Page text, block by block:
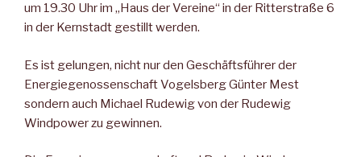
um 19.30 Uhr im „Haus der Vereine“ in der Ritterstraße 6
in der Kernstadt gestillt werden.
Es ist gelungen, nicht nur den Geschäftsführer der
Energiegenossenschaft Vogelsberg Günter Mest
sondern auch Michael Rudewig von der Rudewig
Windpower zu gewinnen.